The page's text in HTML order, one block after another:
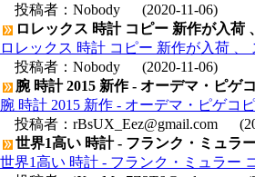
投稿者： Nobody (2020-11-06)
ロレックス 時計 コピー 新作が入荷
ロレックス 時計 コピー 新作が入荷
投稿者： Nobody (2020-11-06)
腕 時計 2015 新作 - オーデマ・ピゲ
腕 時計 2015 新作 - オーデマ・ピゲコ
投稿者： rBsUX_Eez@gmail.com
世界1高い 時計 - フランク・ミュラ
世界1高い 時計 - フランク・ミュラー